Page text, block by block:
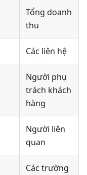
Tổng doanh
thu
Các liên hệ
Người phụ
trách khách
hàng
Người liên
quan
Các trường